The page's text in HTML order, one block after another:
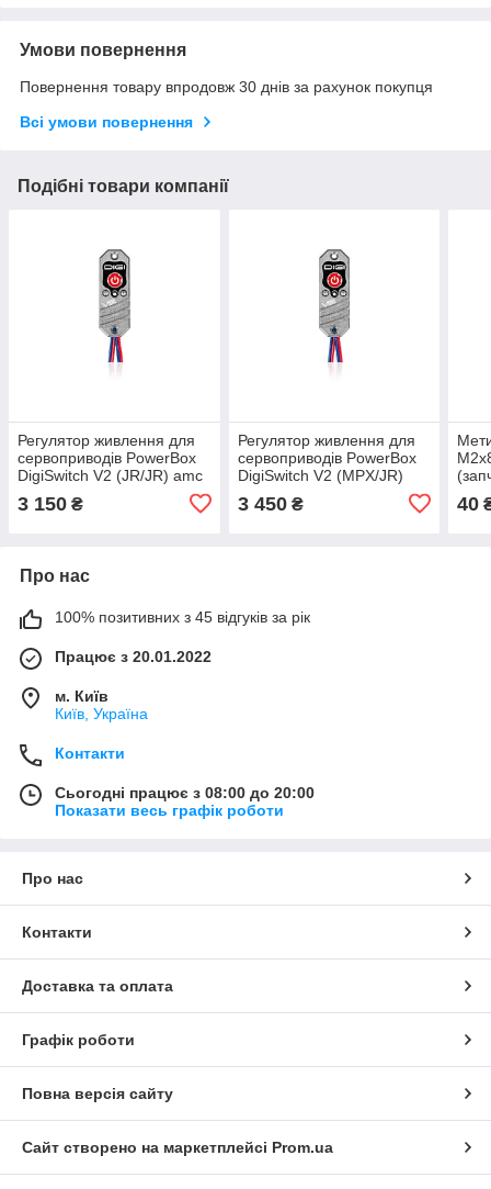
Умови повернення
Повернення товару впродовж 30 днів за рахунок покупця
Всі умови повернення
Подібні товари компанії
Регулятор живлення для
сервоприводів PowerBox
DigiSwitch V2 (JR/JR) amc
3 150 ₴
Регулятор живлення для
сервоприводів PowerBox
DigiSwitch V2 (MPX/JR)
3 450₴
amc
40
Про нас
100% позитивних з 45 відгуків за рік
Працює з 20.01.2022
м. Київ
Київ, Україна
Контакти
Сьогодні працює з 08:00 до 20:00
Показати весь графік роботи
Про нас
Контакти
Доставка та оплата
Графік роботи
Повна версія сайту
Сайт створено на маркетплейсі Prom.ua